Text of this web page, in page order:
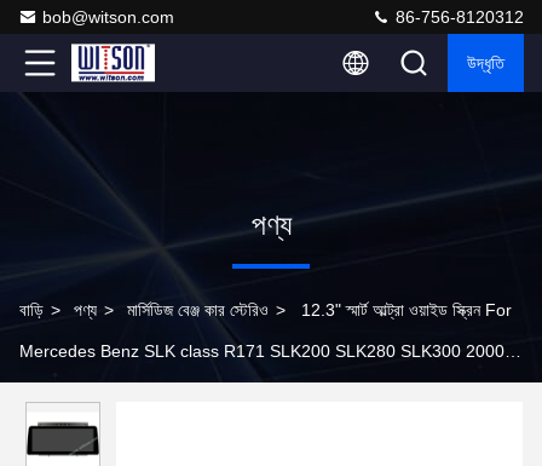
bob@witson.com 86-756-8120312
উদ্ধৃতি
পণ্য
বাড়ি > পণ্য > মার্সিডিজ বেঞ্জ কার স্টেরিও > 12.3" স্মার্ট আল্ট্রা ওয়াইড স্ক্রিন For
Mercedes Benz SLK class R171 SLK200 SLK280 SLK300 2000-